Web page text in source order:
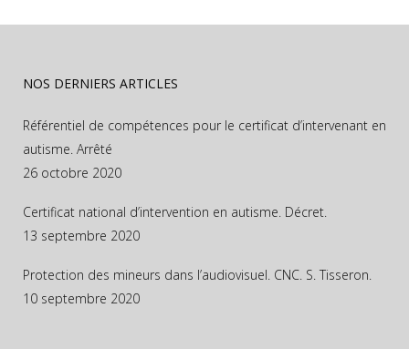
NOS DERNIERS ARTICLES
Référentiel de compétences pour le certificat d’intervenant en
autisme. Arrêté
26 octobre 2020
Certificat national d’intervention en autisme. Décret.
13 septembre 2020
Protection des mineurs dans l’audiovisuel. CNC. S. Tisseron.
10 septembre 2020